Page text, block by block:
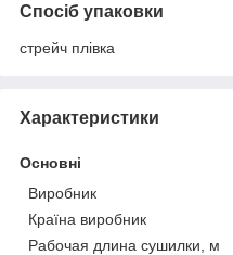
Спосіб упаковки
стрейч плівка
Характеристики
Основні
Виробник
Країна виробник
Рабочая длина сушилки, м